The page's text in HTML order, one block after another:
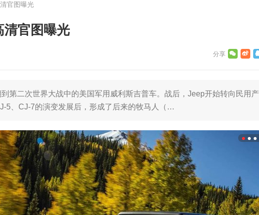
官图曝光
官图曝光
第二次世界大战中的美国军用威利斯吉普车。战后，Jeep开始转向民用产
5、CJ-7的演变发展后，形成了后来的牧马人（…